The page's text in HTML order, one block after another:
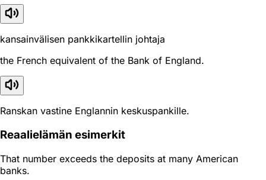
kansainvälisen pankkikartellin johtaja
the French equivalent of the Bank of England.
Ranskan vastine Englannin keskuspankille.
Reaali­elämän esimerkit
That number exceeds the deposits at many American
banks.